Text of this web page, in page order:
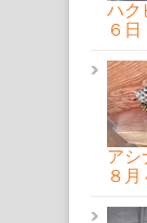
ハク
６
ア
８